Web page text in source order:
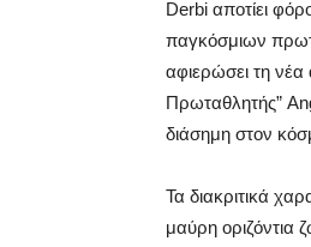
Derbi αποτίει
παγκόσμιων
αφιερώσει τη
Πρωταθλητής”
διάσημη στον
Τα διακριτικά
μαύρη οριζόντια